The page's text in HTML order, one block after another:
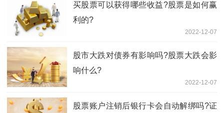
买股票可以获得哪些收益?股票是如何赢
利的?
2022-12-07
股市大跌对债券有影响吗?股票大跌会影
响什么?
2022-12-07
股票账户注销后银行卡会自动解绑吗?证